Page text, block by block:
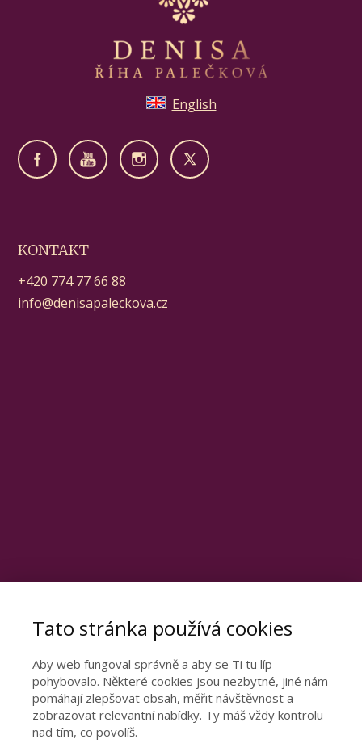
English
KONTAKT
+420 774 77 66 88
info@denisapaleckova.cz
Otevřete dveře ke
šťastnému vztahu
Tato stránka používá cookies
Aby web fungoval správně a aby se Ti tu líp
pohybovalo. Některé cookies jsou nezbytné, jiné nám
pomáhají zlepšovat obsah, měřit návštěvnost a
zobrazovat relevantní nabídky. Ty máš vždy kontrolu
nad tím, co povolíš.